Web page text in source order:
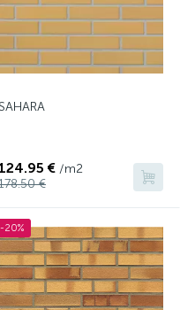
SAHARA
124.95 € /m2
€
-20%